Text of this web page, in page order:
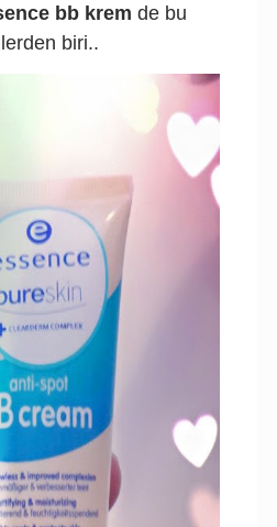
bb krem de bu
biri..